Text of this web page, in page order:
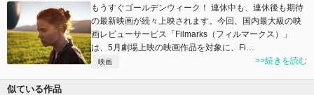
もうすぐゴールデンウィーク！ 連休中も、連休後も期待
の最新映画が続々上映されます。今回、国内最大級の映
画レビューサービス「Filmarks（フィルマークス）」
は、5月劇場上映の映画作品を対象に、Fi…
映画 >>続きを読む
似ている作品